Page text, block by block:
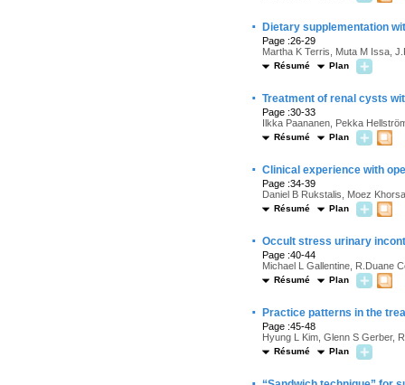
· Dietary supplementation
Page :26-29
Martha K Terris, Muta M Issa,
Résumé Plan
· Treatment of renal cysts
Page :30-33
Ilkka Paananen, Pekka
Résumé Plan
· Clinical experience with
Page :34-39
Daniel B Rukstalis, Moez
Résumé Plan
· Occult stress urinary
Page :40-44
Michael L Gallentine, R.Duane
Résumé Plan
· Practice patterns in the
Page :45-48
Hyung L Kim, Glenn S Gerber,
Résumé Plan